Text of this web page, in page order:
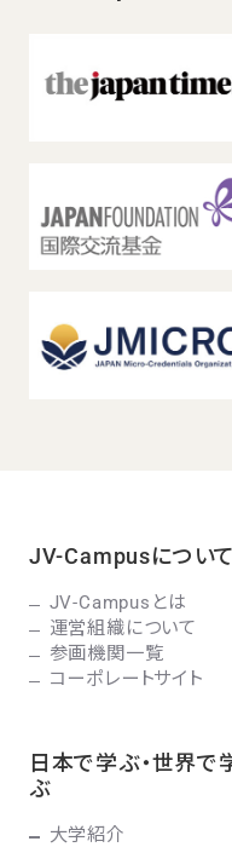
JV-Campusについて
JV-Campusとは
運営組織について
参画機関一覧
コーポレートサイト
日本で学ぶ・世界で
ぶ
大学紹介